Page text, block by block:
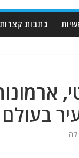
כתבות קצרות
בעולם